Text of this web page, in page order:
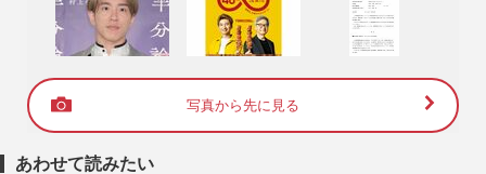
写真から先に見る
あわせて読みたい